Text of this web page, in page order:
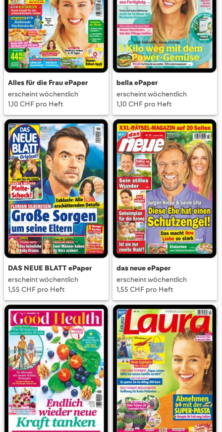
Laptop lesen sondern ohne Probleme auch auf Ihrem
Smartphone oder Tablet. Sie können sich entweder ganz
bequem das ePaperherunterladen oder einfach online lesen.
Alles für die Frau ePaper
erscheint wöchentlich
1,10 CHF pro Heft
bella ePaper
erscheint wöchentlich
1,10 CHF pro Heft
DAS NEUE BLATT ePaper
erscheint wöchentlich
1,55 CHF pro Heft
das neue ePaper
erscheint wöchentlich
1,55 CHF pro Heft